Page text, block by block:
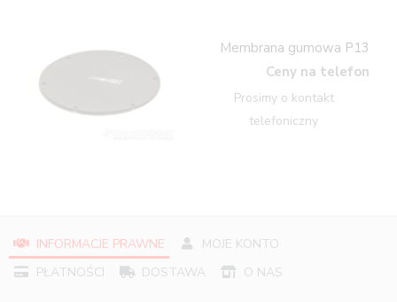
Membrana gumowa P13
Ceny na telefon
Prosimy o kontakt
telefoniczny
INFORMACJE PRAWNE
MOJE KONTO
PŁATNOŚCI
DOSTAWA O NAS